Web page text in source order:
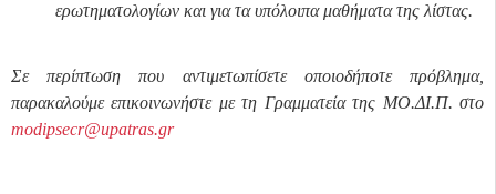
ερωτηματολογίων και για τα υπόλοιπα μαθήματα της λίστας.
Σε περίπτωση που αντιμετωπίσετε οποιοδήποτε πρόβλημα,
παρακαλούμε επικοινωνήστε με τη Γραμματεία της ΜΟ.ΔΙ.Π. στο
modipsecr@upatras.gr